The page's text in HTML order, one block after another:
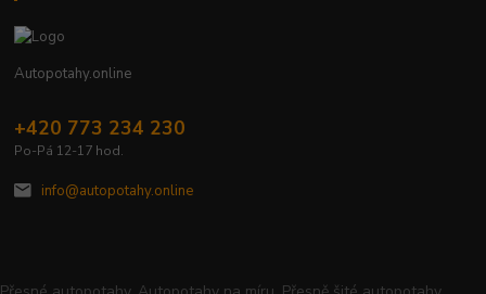
Autopotahy.online
+420 773 234 230
Po-Pá 12-17 hod.
info@autopotahy.online